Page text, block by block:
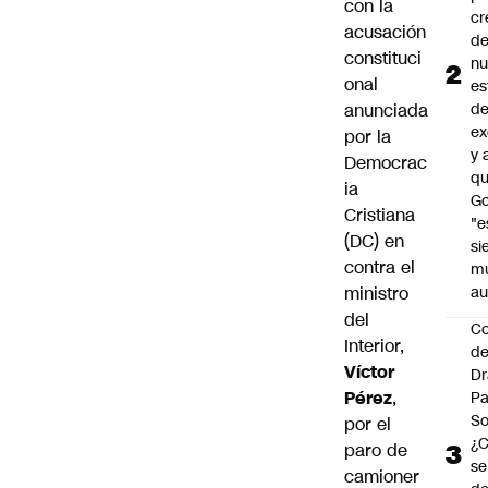
con la
acusación
constituci
onal
anunciada
por la
Democrac
ia
Cristiana
(DC) en
contra el
ministro
del
Interior,
Víctor
Pérez,
por el
paro de
camioner
de
y